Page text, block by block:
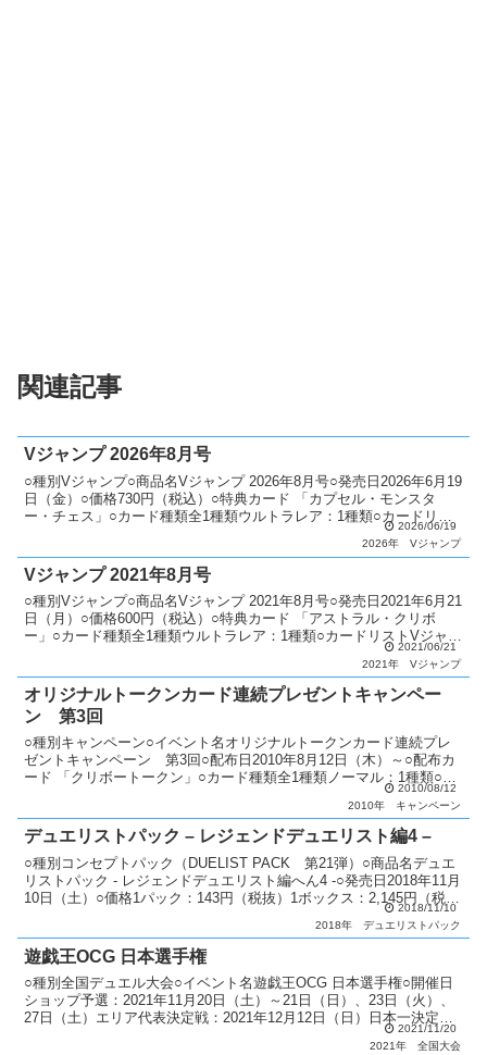
関連記事
Vジャンプ 2026年8月号
○種別Vジャンプ○商品名Vジャンプ 2026年8月号○発売日2026年6月19
日（金）○価格730円（税込）○特典カード 「カプセル・モンスタ
ー・チェス」○カード種類全1種類ウルトラレア：1種類○カードリス
2026/06/19
2026年
Vジャンプ
Vジャンプ 2021年8月号
○種別Vジャンプ○商品名Vジャンプ 2021年8月号○発売日2021年6月21
日（月）○価格600円（税込）○特典カード 「アストラル・クリボ
ー」○カード種類全1種類ウルトラレア：1種類○カードリストVジャン
2021/06/21
2021年
Vジャンプ
オリジナルトークンカード連続プレゼントキャンペー
ン 第3回
○種別キャンペーン○イベント名オリジナルトークンカード連続プレ
ゼントキャンペーン 第3回○配布日2010年8月12日（木）～○配布カ
ード 「クリボートークン」○カード種類全1種類ノーマル：1種類○説
2010/08/12
2010年
キャンペーン
デュエリストパック – レジェンドデュエリスト編4 –
○種別コンセプトパック（DUELIST PACK 第21弾）○商品名デュエ
リストパック - レジェンドデュエリスト編へん4 -○発売日2018年11月
10日（土）○価格1パック：143円（税抜）1ボックス：2,145円（税
2018/11/10
2018年
デュエリストパック
遊戯王OCG 日本選手権
○種別全国デュエル大会○イベント名遊戯王OCG 日本選手権○開催日
ショップ予選：2021年11月20日（土）～21日（日）、23日（火）、
27日（土）エリア代表決定戦：2021年12月12日（日）日本一決定
2021/11/20
2021年
全国大会